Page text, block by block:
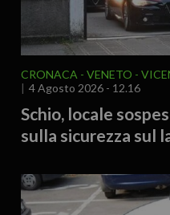
CRONACA VENETO
4 Agosto 2026 - 12.16
Schio, locale
sulla sicurezza sul